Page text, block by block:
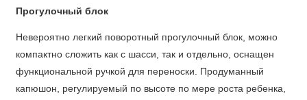
Прогулочный блок
Невероятно легкий поворотный прогулочный блок, можно
компактно сложить как с шасси, так и отдельно, оснащен
функциональной ручкой для переноски. Продуманный
капюшон, регулируемый по высоте по мере роста ребенка,